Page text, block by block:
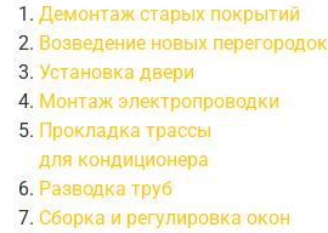
Демонтаж старых покрытий
Возведение новых перегородок
Установка двери
Монтаж электропроводки
Прокладка трассы
для кондиционера
Разводка труб
Сборка и регулировка окон